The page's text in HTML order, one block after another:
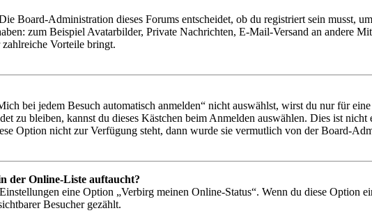
Board-Administration dieses Forums entscheidet, ob du registriert sein musst,
zum Beispiel Avatarbilder, Private Nachrichten, E-Mail-Versand an andere
Vorteile bringt.
bei jedem Besuch automatisch anmelden“ nicht auswählst, wirst du nur für
zu bleiben, kannst du dieses Kästchen beim Anmelden auswählen. Dies ist
Option nicht zur Verfügung steht, dann wurde sie vermutlich von der Board-
der Online-Liste auftaucht?
eine Option „Verbirg meinen Online-Status“. Wenn du diese Option
Besucher gezählt.